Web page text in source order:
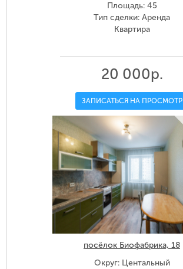
Площадь: 45
Тип сделки: Аренда
Квартира
20 000р.
ЗАПИСАТЬСЯ НА ПРОСМОТР
посёлок Биофабрика, 18
Округ: Центальный